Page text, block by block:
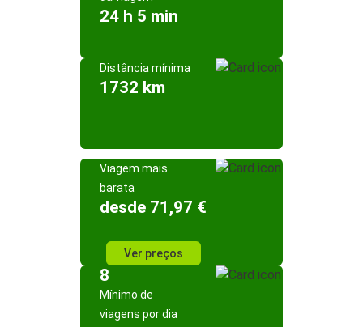
24 h 5 min
Distância mínima
1732 km
Viagem mais
barata
desde 71,97 €
Ver preços
8
Mínimo de
viagens por dia